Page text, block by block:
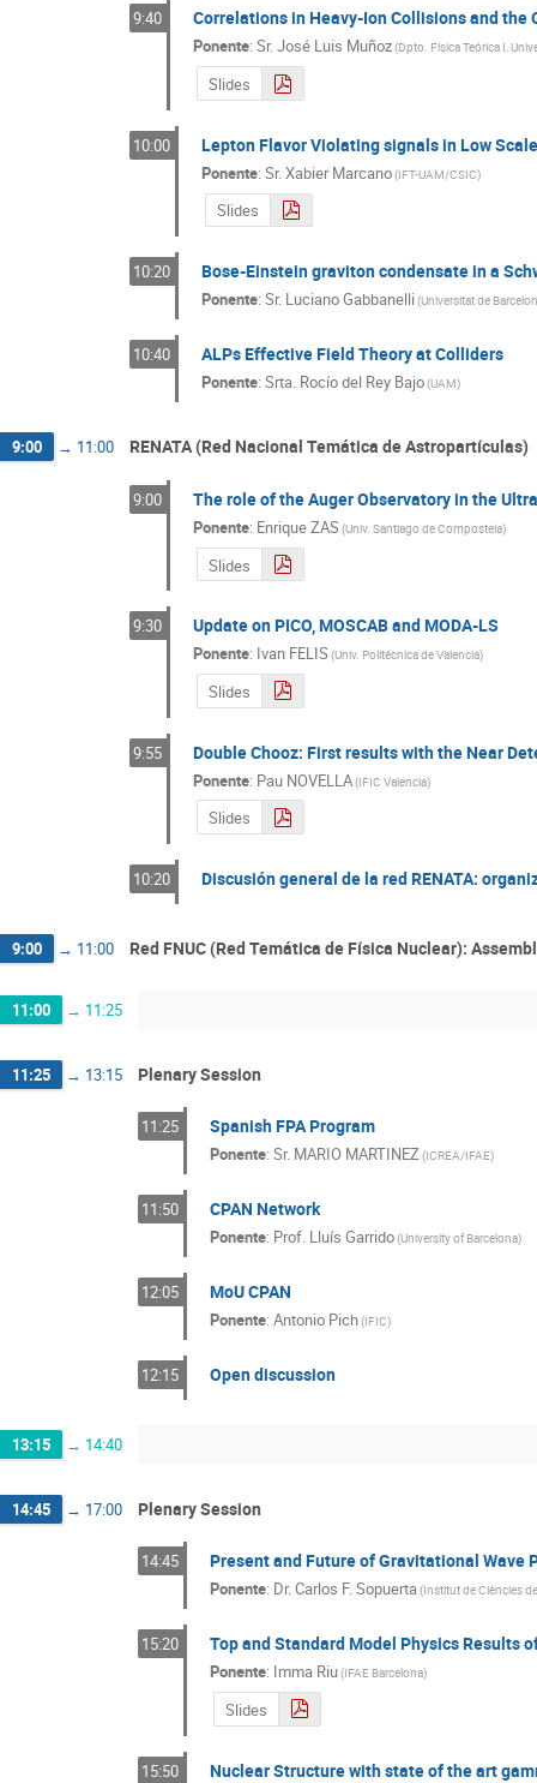
9:40 Correlations in Heavy-Ion Collisions and the
Ponente: Sr.José Luis Muñoz(Dpto. Física Teórica I,
Slides
10:00 Lepton Flavor Violating signals in Low
Ponente: Sr.Xabier Marcano(IFT-UAM/CSIC)
Slides
10:20 Bose-Einstein graviton condensate in a
Ponente: Sr. Luciano Gabbanelli(Universitat de
10:40 ALPs Effective Field Theory at Colliders
Ponente: Srta. Rocío del Rey Bajo(UAM)
9:00 → 11:00 RENATA (Red Nacional Temática de Astropartículas)
9:00 The role of the Auger Observatory in the
Ponente: Enrique ZAS(Univ. Santiago de Compostela)
Slides
9:30 Update on PICO, MOSCAB and MODA-LS
Ponente: Ivan FELIS(Univ. Politécnica de Valencia)
Slides
9:55 Double Chooz: First results with the Near
Ponente: Pau NOVELLA(IFIC Valencia)
Slides
10:20 Discusión general de la red RENATA:
9:00 → 11:00 Red FNUC (Red Temática de Física Nuclear):
11:00 → 11:25
11:25 → 13:15 Plenary Session
11:25 Spanish FPA Program
Ponente: Sr. MARIO MARTINEZ(ICREA/IFAE)
11:50 CPAN Network
Ponente: Prof. Lluís Garrido(University of Barcelona)
12:05 MoU CPAN
Ponente: Antonio Pich(IFIC)
12:15 Open discussion
13:15 → 14:40
14:45 → 17:00 Plenary Session
14:45 Present and Future of Gravitational Wave
Ponente: Dr.Carlos F. Sopuerta(Institut de Ciències
15:20 Top and Standard Model Physics Results
Ponente: Imma Riu(IFAE Barcelona)
Slides
15:50 Nuclear Structure with state of the art